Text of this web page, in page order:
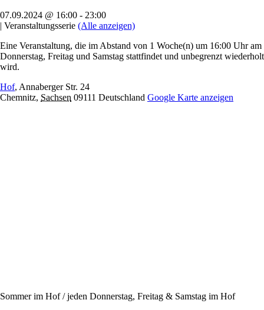
07.09.2024 @ 16:00 - 23:00
| Veranstaltungsserie (Alle anzeigen)
Eine Veranstaltung, die im Abstand von 1 Woche(n) um 16:00 Uhr am
Donnerstag, Freitag und Samstag stattfindet und unbegrenzt wiederholt
wird.
Hof, Annaberger Str. 24
Chemnitz, Sachsen 09111 Deutschland Google Karte anzeigen
Sommer im Hof / jeden Donnerstag, Freitag & Samstag im Hof